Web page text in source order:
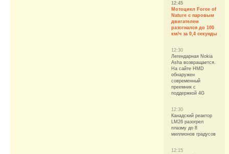
12:45
Мотоцикл Force of
Nature с паровым
двигателем
разогнался до 100
км/ч за 0,4 секунды
12:30
Легендарная Nokia
Asha возвращается.
На сайте HMD
обнаружен
современный
преемник с
поддержкой 4G
12:30
Канадский реактор
LM26 разогрел
плазму до 8
миллионов градусов
12:15